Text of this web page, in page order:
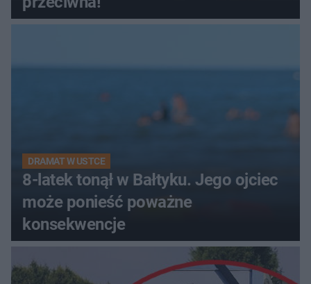
DRAMAT W USTCE
8-latek tonął w Bałtyku. Jego ojciec
może ponieść poważne
konsekwencje